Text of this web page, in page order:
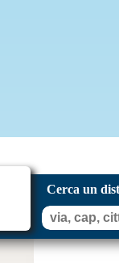
Cerca un